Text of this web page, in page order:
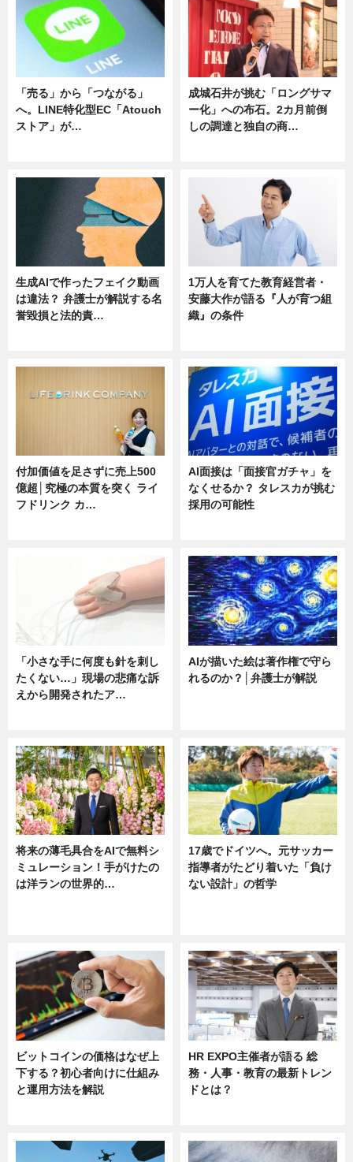
「売る」から「つながる」
へ。LINE特化型EC「Atouch
ストア」が…
成城石井が挑む「ロングサマ
ー化」への布石。2カ月前倒
しの調達と独自の商…
生成AIで作ったフェイク動画
は違法？ 弁護士が解説する名
誉毀損と法的責…
1万人を育てた教育経営者・
安藤大作が語る『人が育つ組
織』の条件
付加価値を足さずに売上500
億超│究極の本質を突く ライ
フドリンク カ…
AI面接は「面接官ガチャ」を
なくせるか？ タレスカが挑む
採用の可能性
「小さな手に何度も針を刺し
たくない…」現場の悲痛な訴
えから開発されたア…
AIが描いた絵は著作権で守ら
れるのか？│弁護士が解説
将来の薄毛具合をAIで無料シ
ミュレーション！手がけたの
は洋ランの世界的…
17歳でドイツへ。元サッカー
指導者がたどり着いた「負け
ない設計」の哲学
ビットコインの価格はなぜ上
下する？初心者向けに仕組み
と運用方法を解説
HR EXPO主催者が語る 総
務・人事・教育の最新トレン
ドとは？